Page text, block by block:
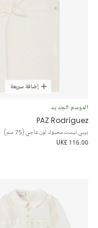
إضافة سريعة
الموسم الجديد
PAZ Rodríguez
بيبي نيست محبوك لون عاجي (75 سم)
UK£ 116.00